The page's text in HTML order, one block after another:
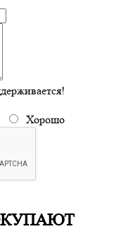
Хорошо